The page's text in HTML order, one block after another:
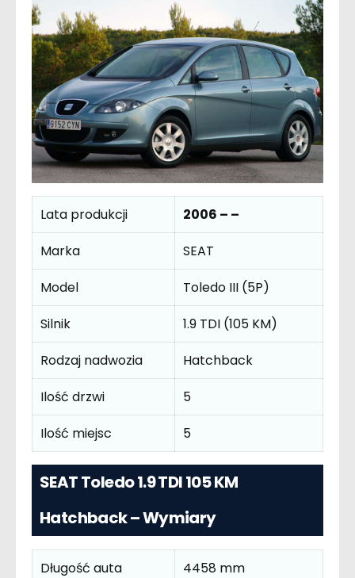
Lata produkcji
2006 – –
Marka
SEAT
Model
Toledo III (5P)
Silnik
1.9 TDI (105 KM)
Rodzaj nadwozia
Hatchback
Ilość drzwi
5
Ilość miejsc
5
SEAT Toledo 1.9 TDI 105 KM
Hatchback – Wymiary
Długość auta
4458 mm